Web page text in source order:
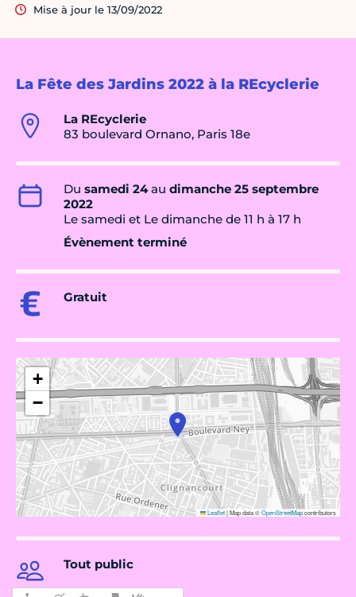
La Fête des Jardins 2022 à la REcyclerie
La REcyclerie
83 boulevard Ornano, Paris 18e
Du samedi 24au dimanche 25 septembre
2022
Le samedi et Le dimanche de 11 h à 17 h
Évènement terminé
Gratuit
+
−
Leaflet|Map data ©OpenStreetMapcontributors
Tout public
Mise à jour le 13/09/2022